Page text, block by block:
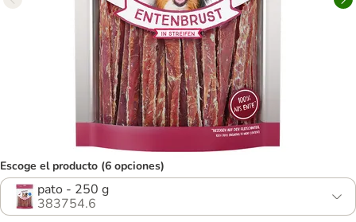
Escoge el producto (6 opciones)
pato - 250 g
383754.6